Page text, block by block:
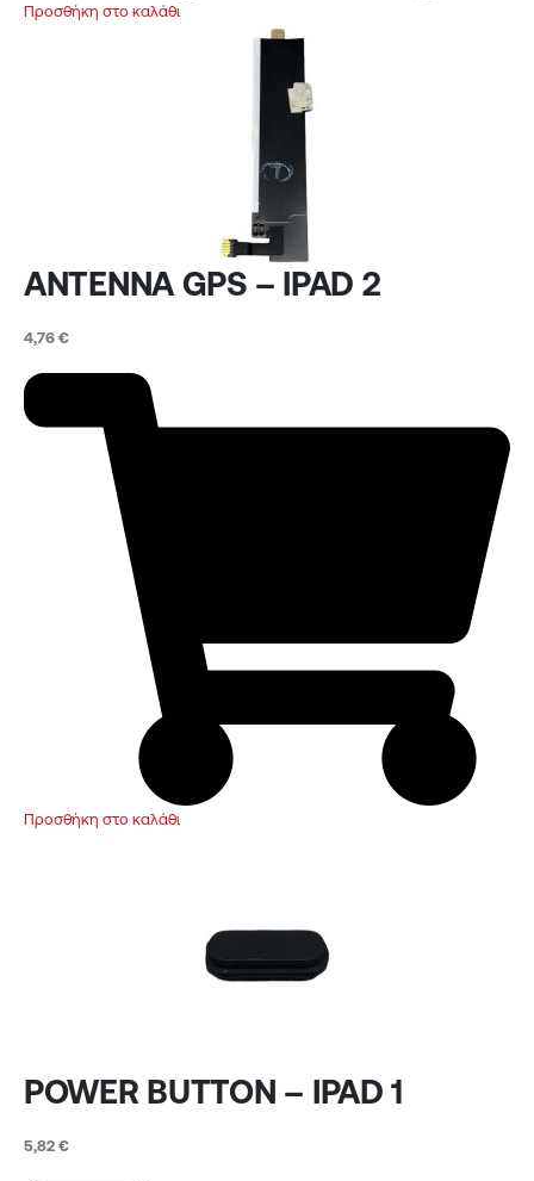
Προσθήκη στο καλάθι
ANTENNA GPS – IPAD 2
4,76 €
Προσθήκη στο καλάθι
POWER BUTTON – IPAD 1
5,82 €